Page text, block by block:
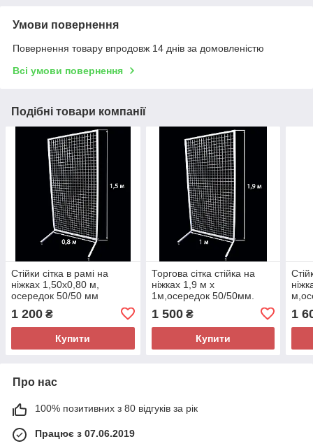
Умови повернення
Повернення товару впродовж 14 днів за домовленістю
Всі умови повернення
Подібні товари компанії
Стійки сітка в рамі на
ніжках 1,50х0,80 м,
осередок 50/50 мм
1 200 ₴
Купити
Торгова сітка стійка на
ніжках 1,9 м х
1м,осередок 50/50мм.
1 500₴
Купити
1
Про нас
100% позитивних з 80 відгуків за рік
Працює з 07.06.2019